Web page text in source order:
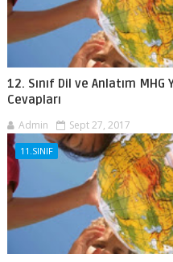
12. Sınıf Dil ve Anlatım MHG
Cevapları
Admin Sept 27, 2017
11.SINIF